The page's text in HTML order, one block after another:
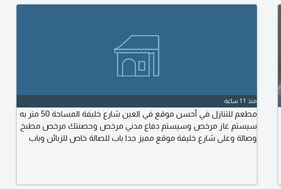
منذ 11 ساعة
مطعم للتنازل في أحسن موقع في العين شارع خليفة المساحة 50 متر به
سيستم غاز مرخص وسيستم دفاع مدني مرخص وحصنتك مرخص مطبخ
وصالة وعلى شارع خليفة موقع مميز جدا باب للصالة خاص للزبائن وباب